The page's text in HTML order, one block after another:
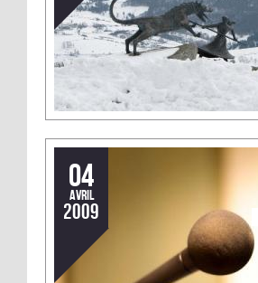
04
avril
2009